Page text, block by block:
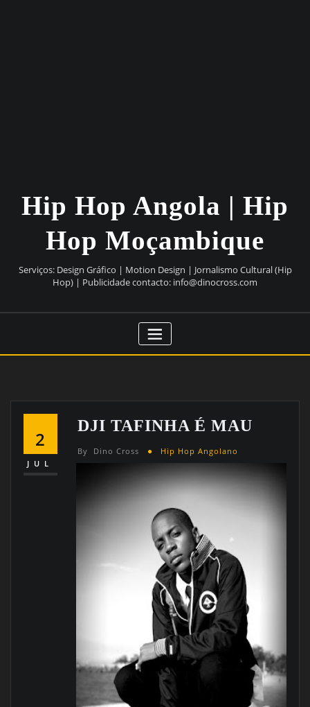
Hip Hop Angola | Hip
Hop Moçambique
Serviços: Design Gráfico | Motion Design | Jornalismo Cultural (Hip
Hop) | Publicidade contacto: info@dinocross.com
2
JUL
DJI TAFINHA É MAU
By Dino Cross Hip Hop Angolano